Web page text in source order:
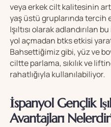
veya erkek cilt kalitesinin
yaş üstü gruplarında tercih
Işıltısı olarak adlandırılan
yol açmadan btks etkisi
Bahsettiğimiz gibi, yüz ve
ciltte parlama, sıkılık ve
rahatlığıyla kullanılabiliyor.
İspanyol Gençlik
Avantajları